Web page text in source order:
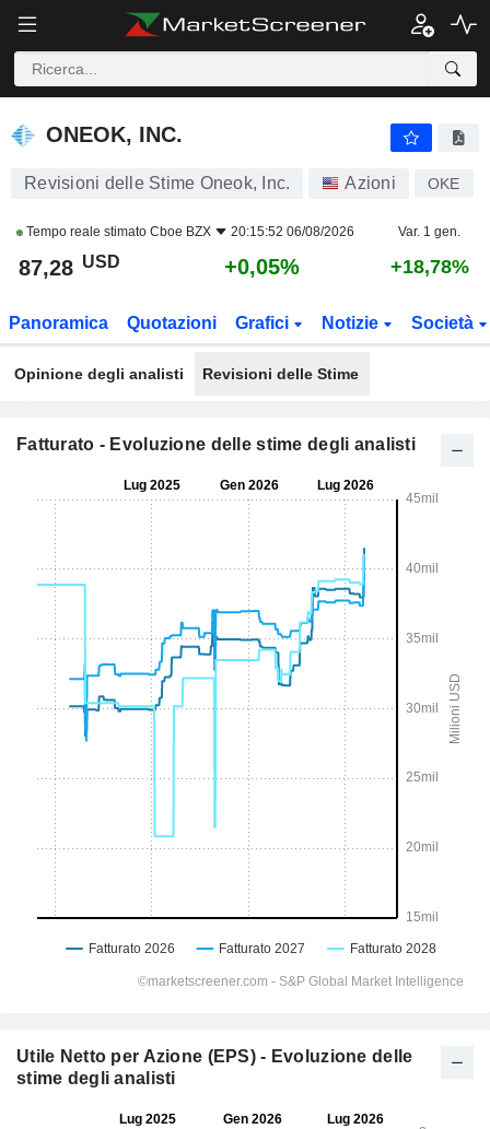
ONEOK, INC.
ONEOK, INC.
Revisioni delle Stime Oneok, Inc. Azioni OKE
Tempo reale stimato Cboe BZX 20:15:52 06/08/2026 Var. 1 gen.
87,28 USD +0,05% +18,78%
Panoramica Quotazioni Grafici Notizie Società
Opinione degli analisti Revisioni delle Stime
Fatturato - Evoluzione delle stime degli analisti
Utile Netto per Azione (EPS) - Evoluzione delle
stime degli analisti